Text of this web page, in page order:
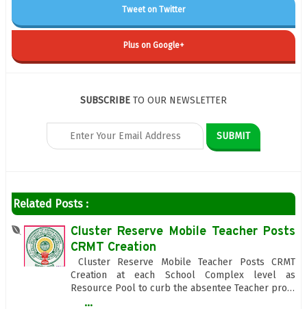
Tweet on Twitter
Plus on Google+
SUBSCRIBE TO OUR NEWSLETTER
Related Posts :
Cluster Reserve Mobile Teacher Posts
CRMT Creation
Cluster Reserve Mobile Teacher Posts CRMT
Creation at each School Complex level as
Resource Pool to curb the absentee Teacher pro…
...